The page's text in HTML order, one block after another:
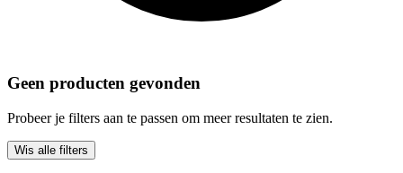
Geen producten gevonden
Probeer je filters aan te passen om meer resultaten te zien.
Wis alle filters